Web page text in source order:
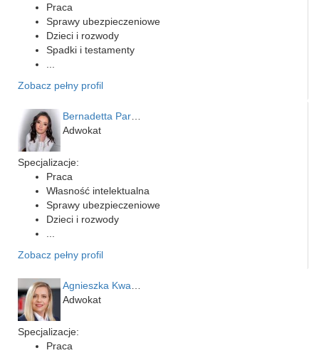
Praca
Sprawy ubezpieczeniowe
Dzieci i rozwody
Spadki i testamenty
Zobacz pełny profil
Adwokat
Specjalizacje:
Praca
Własność intelektualna
Sprawy ubezpieczeniowe
Dzieci i rozwody
Zobacz pełny profil
Adwokat
Specjalizacje:
Praca